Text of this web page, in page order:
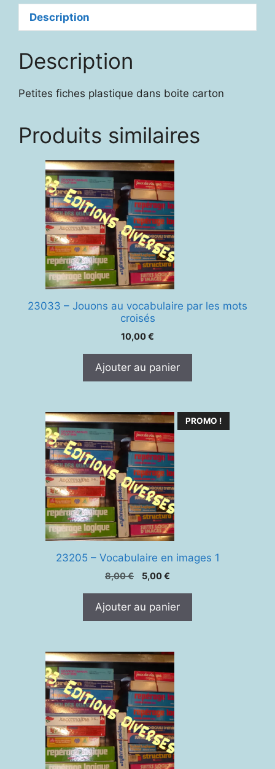
verbes
Description
Description
Petites fiches plastique dans boite carton
Produits similaires
23033 – Jouons au vocabulaire par les mots
croisés
10,00€
Ajouter au panier
PROMO !
23205 – Vocabulaire en images 1
8,00€
Le
était :
5,00€
est :
Ajouter au panier